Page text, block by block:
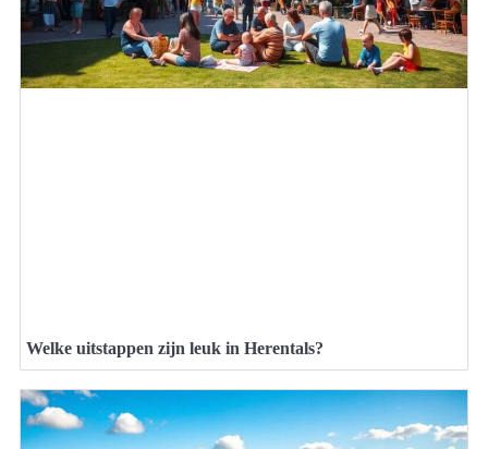
Welke uitstappen zijn leuk in Herentals?